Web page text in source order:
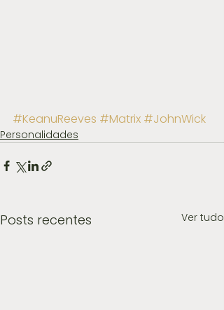
#KeanuReeves #Matrix #JohnWick
Personalidades
Posts recentes Ver tudo